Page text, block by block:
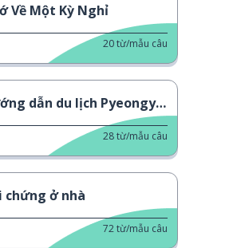
Về Một Kỳ Nghỉ
20từ/mẫu câu
dẫn du lịch Pyeongyang
28từ/mẫu câu
chứng ở nhà
72từ/mẫu câu